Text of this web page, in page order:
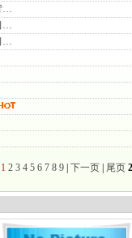
…
…
…
1 2 3 4 5 6 7 8 9| 下一页| 尾页